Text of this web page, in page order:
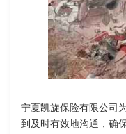
宁夏凯旋保险有限公司
到及时有效地沟通，确